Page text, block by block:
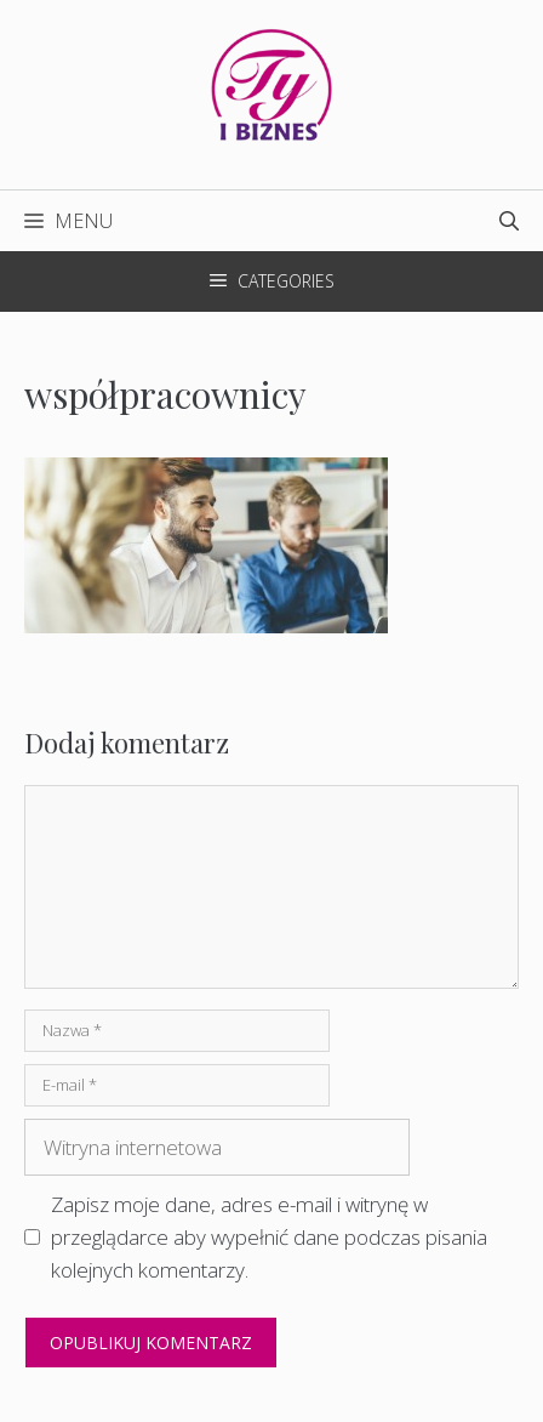
MENU
CATEGORIES
współpracownicy
Dodaj komentarz
Nazwa
mail
internetowa
Zapisz moje dane, adres e-mail i witrynę w
przeglądarce aby wypełnić dane podczas pisania
kolejnych komentarzy.